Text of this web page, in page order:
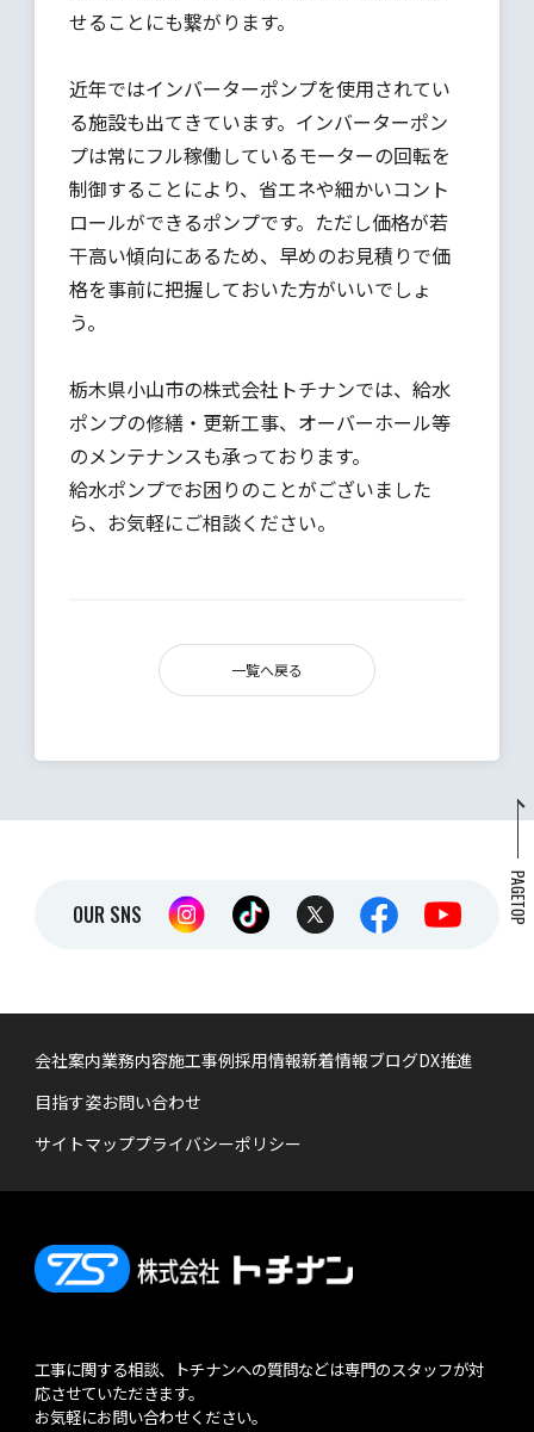
PAGETOP
せることにも繋がります。
近年ではインバーターポンプを使用されてい
る施設も出てきています。インバーターポン
プは常にフル稼働しているモーターの回転を
制御することにより、省エネや細かいコント
ロールができるポンプです。ただし価格が若
干高い傾向にあるため、早めのお見積りで価
格を事前に把握しておいた方がいいでしょ
う。
栃木県小山市の株式会社トチナンでは、給水
ポンプの修繕・更新工事、オーバーホール等
のメンテナンスも承っております。
給水ポンプでお困りのことがございました
ら、お気軽にご相談ください。
一覧へ戻る
OUR SNS
会社案内業務内容施工事例採用情報新着情報ブログDX推進
目指す姿お問い合わせ
サイトマッププライバシーポリシー
工事に関する相談、トチナンへの質問などは専門のスタッフが対
応させていただきます。
お気軽にお問い合わせください。